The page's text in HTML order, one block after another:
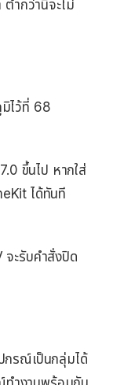
ำกว่านี้จะไม่
ไว้ที่ 68
ขึ้นไป หากใส่
ได้ทันที
จะรับคำสั่งปิด
กรณ์เป็นกลุ่มได้